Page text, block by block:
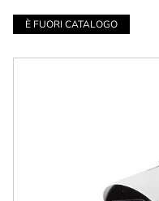
È FUORI CATALOGO